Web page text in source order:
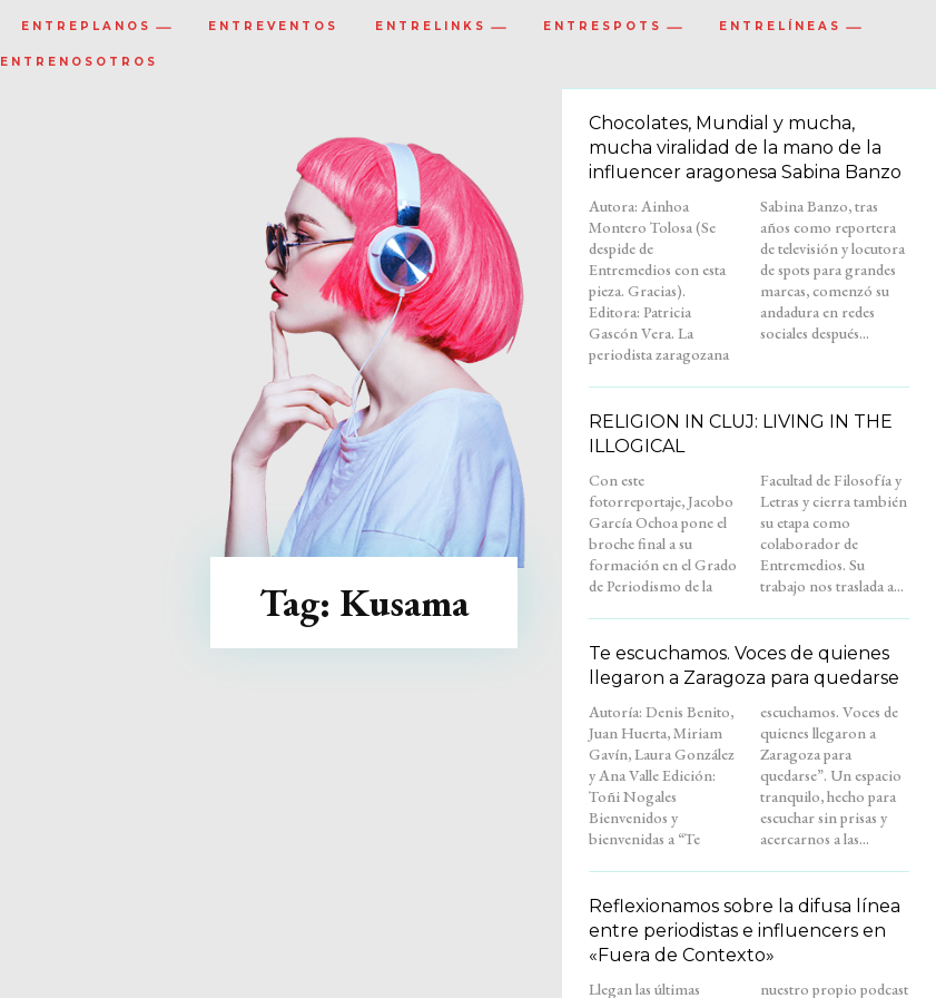
ENTREPLANOS ENTREVENTOS ENTRELINKS ENTRESPOTS ENTRELÍNEAS
ENTRENOSOTROS
Tag: Kusama
Chocolates, Mundial y mucha,
mucha viralidad de la mano de la
influencer aragonesa Sabina Banzo
Autora: Ainhoa
Montero Tolosa (Se
despide de
Entremedios con esta
pieza. Gracias).
Editora: Patricia
Gascón Vera. La
periodista zaragozana
Sabina Banzo, tras
años como reportera
de televisión y locutora
de spots para grandes
marcas, comenzó su
andadura en redes
sociales después...
RELIGION IN CLUJ: LIVING IN THE
ILLOGICAL
Con este
fotorreportaje, Jacobo
García Ochoa pone el
broche final a su
formación en el Grado
de Periodismo de la
Facultad de Filosofía y
Letras y cierra también
su etapa como
colaborador de
Entremedios. Su
trabajo nos traslada a...
Te escuchamos. Voces de quienes
llegaron a Zaragoza para quedarse
Autoría: Denis Benito,
Juan Huerta, Miriam
Gavín, Laura González
y Ana Valle Edición:
Toñi Nogales
Bienvenidos y
bienvenidas a “Te
escuchamos. Voces de
quienes llegaron a
Zaragoza para
quedarse”. Un espacio
tranquilo, hecho para
escuchar sin prisas y
acercarnos a las...
Reflexionamos sobre la difusa línea
entre periodistas e influencers en
«Fuera de Contexto»
Llegan las últimas
nuestro propio podcast